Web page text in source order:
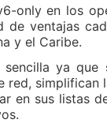
only en los
de ventajas
y el Caribe.
ya que
red,
en sus listas